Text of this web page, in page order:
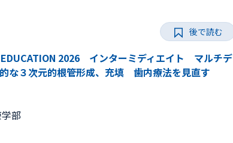
2026 インターミディエイト マルチデ
な３次元的根管形成、充填 歯内療法を見直す
部
後で読む